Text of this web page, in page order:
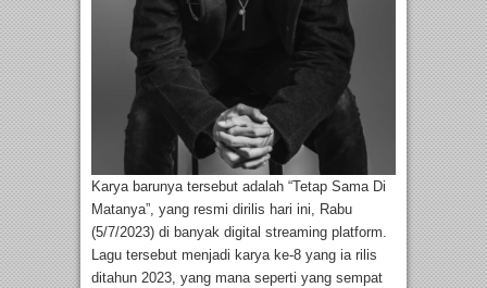
Karya barunya tersebut adalah “Tetap Sama Di
Matanya”, yang resmi dirilis hari ini, Rabu
(5/7/2023) di banyak digital streaming platform.
Lagu tersebut menjadi karya ke-8 yang ia rilis
ditahun 2023, yang mana seperti yang sempat